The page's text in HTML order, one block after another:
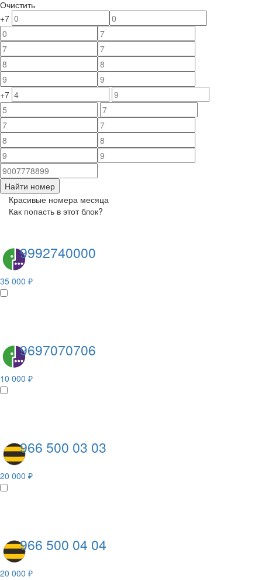
Очистить
+7
+7
Найти номер
Красивые номера месяца
Как попасть в этот блок?
9992740000
35 000 ₽
9697070706
10 000 ₽
966 500 03 03
20 000 ₽
966 500 04 04
20 000 ₽